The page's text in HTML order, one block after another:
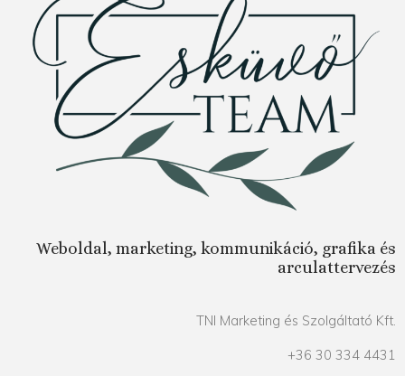
Weboldal, marketing, kommunikáció, grafika és
arculattervezés
TNI Marketing és Szolgáltató Kft.
+36 30 334 4431